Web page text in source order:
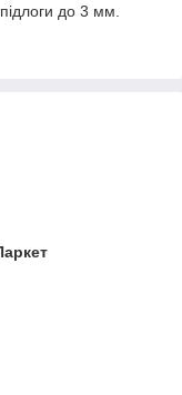
до 3 мм.